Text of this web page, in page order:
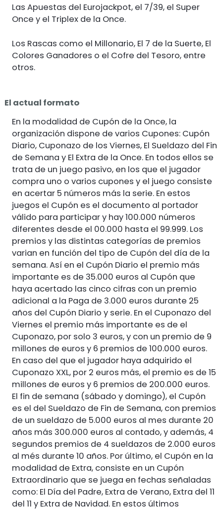
Las Apuestas del Eurojackpot, el 7/39, el Super
Once y el Triplex de la Once.
Los Rascas como el Millonario, El 7 de la Suerte, El
Colores Ganadores o el Cofre del Tesoro, entre
otros.
El actual formato
En la modalidad de Cupón de la Once, la
organización dispone de varios Cupones: Cupón
Diario, Cuponazo de los Viernes, El Sueldazo del Fin
de Semana y El Extra de la Once. En todos ellos se
trata de un juego pasivo, en los que el jugador
compra uno o varios cupones y el juego consiste
en acertar 5 números más la serie. En estos
juegos el Cupón es el documento al portador
válido para participar y hay 100.000 números
diferentes desde el 00.000 hasta el 99.999. Los
premios y las distintas categorías de premios
varian en función del tipo de Cupón del día de la
semana. Así en el Cupón Diario el premio más
importante es de 35.000 euros al Cupón que
haya acertado las cinco cifras con un premio
adicional a la Paga de 3.000 euros durante 25
años del Cupón Diario y serie. En el Cuponazo del
Viernes el premio más importante es de el
Cuponazo, por solo 3 euros, y con un premio de 9
millones de euros y 6 premios de 100.000 euros.
En caso del que el jugador haya adquirido el
Cuponazo XXL, por 2 euros más, el premio es de 15
millones de euros y 6 premios de 200.000 euros.
El fin de semana (sábado y domingo), el Cupón
es el del Sueldazo de Fin de Semana, con premios
de un sueldazo de 5.000 euros al mes durante 20
años más 300.000 euros al contado, y además, 4
segundos premios de 4 sueldazos de 2.000 euros
al més durante 10 años. Por último, el Cupón en la
modalidad de Extra, consiste en un Cupón
Extraordinario que se juega en fechas señaladas
como: El Día del Padre, Extra de Verano, Extra del 11
del 11 y Extra de Navidad. En estos últimos